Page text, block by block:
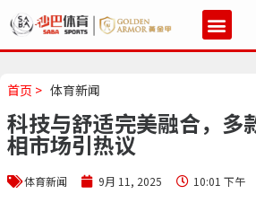
首页 > 体育新闻
科技与舒适完美融合，多
相市场引热议
体育新闻 9月 11, 2025 10:01 下午